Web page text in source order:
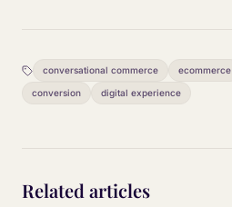
conversational commerce ecommerce
conversion digital experience
Related articles